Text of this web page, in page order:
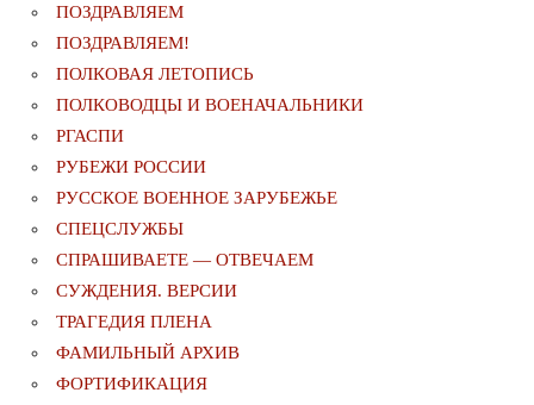
ПОЗДРАВЛЯЕМ
ПОЗДРАВЛЯЕМ!
ПОЛКОВАЯ ЛЕТОПИСЬ
ПОЛКОВОДЦЫ И ВОЕНАЧАЛЬНИКИ
РГАСПИ
РУБЕЖИ РОССИИ
РУССКОЕ ВОЕННОЕ ЗАРУБЕЖЬЕ
СПЕЦСЛУЖБЫ
СПРАШИВАЕТЕ — ОТВЕЧАЕМ
СУЖДЕНИЯ. ВЕРСИИ
ТРАГЕДИЯ ПЛЕНА
ФАМИЛЬНЫЙ АРХИВ
ФОРТИФИКАЦИЯ